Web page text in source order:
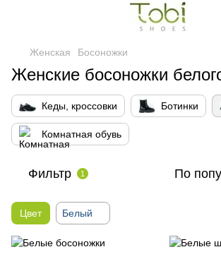
Женская Босоножки
Женские босоножки
Кеды, кроссовки Ботинки
Комнатная обувь
Фильтр 1 По
Цвет Белый